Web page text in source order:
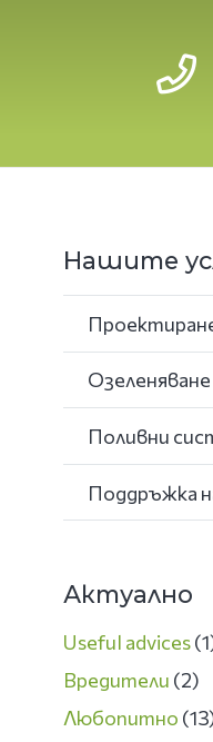
Нашите
Озеленяване
Поливни
Поддръжка
Актуално
Useful advices
Вредители (2)
Любопитно